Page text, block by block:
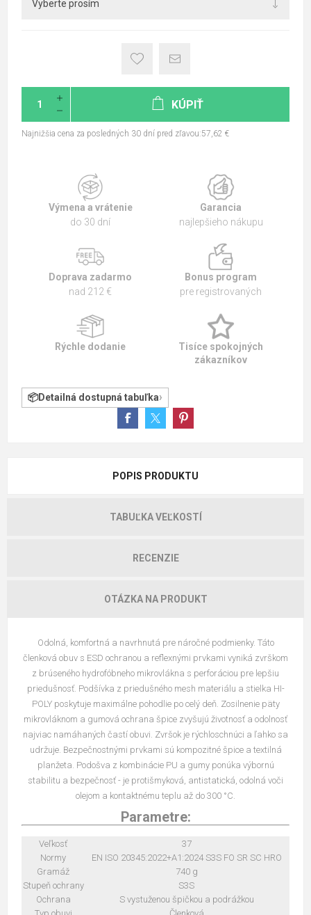
KÚPIŤ
Najnižšia cena za posledných 30 dní pred zľavou:57,62 €
Výmena a vrátenie
do 30 dní
Garancia
najlepšieho nákupu
Doprava zadarmo
nad 212 €
Bonus program
pre registrovaných
Rýchle dodanie
Tisíce spokojných
zákazníkov
Detailná dostupná tabuľka
POPIS PRODUKTU
TABUĽKA VEĽKOSTÍ
RECENZIE
OTÁZKA NA PRODUKT
Odolná, komfortná a navrhnutá pre náročné podmienky. Táto
členková obuv s ESD ochranou a reflexnými prvkami vyniká zvrškom
z brúseného hydrofóbneho mikrovlákna s perforáciou pre lepšiu
priedušnosť. Podšívka z priedušného mesh materiálu a stielka HI-
POLY poskytuje maximálne pohodlie po celý deň. Zosilnenie päty
mikrovláknom a gumová ochrana špice zvyšujú životnosť a odolnosť
najviac namáhaných častí obuvi. Zvršok je rýchloschnúci a ľahko sa
udržuje. Bezpečnostnými prvkami sú kompozitné špice a textilná
planžeta. Podošva z kombinácie PU a gumy ponúka výbornú
stabilitu a bezpečnosť - je protišmyková, antistatická, odolná voči
olejom a kontaktnému teplu až do 300 °C.
Parametre:
Veľkosť
37
Normy
EN ISO 20345:2022+A1:2024 S3S FO SR SC HRO
Gramáž
740 g
Stupeň ochrany
S3S
Ochrana
S vystuženou špičkou a podrážkou